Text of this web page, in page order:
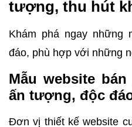
tượng, thu hút
Khám phá ngay những
đáo, phù hợp với những
Mẫu website
ấn tượng, độc
Đơn vị thiết kế website